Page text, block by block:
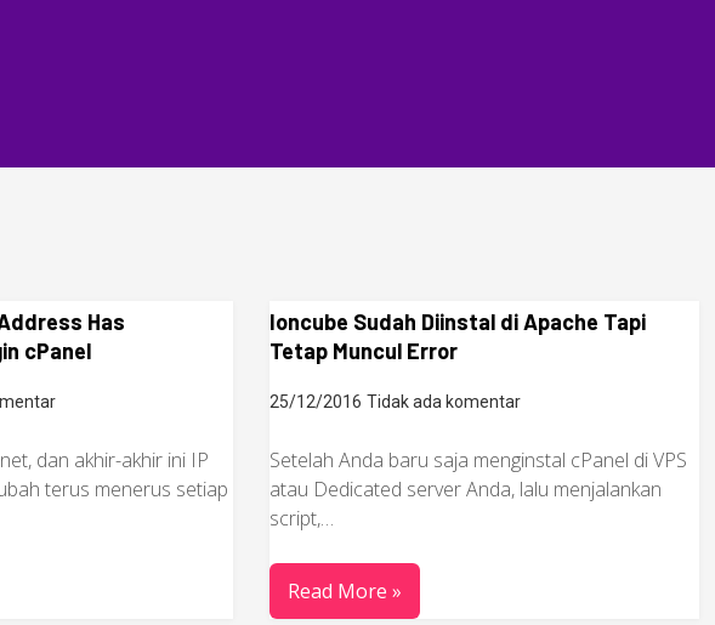
Has
cPanel
dan akhir-akhir ini IP
terus menerus setiap
Ioncube Sudah Diinstal di Apache Tapi
Tetap Muncul Error
25/12/2016 Tidak ada komentar
Setelah Anda baru saja menginstal cPanel di VPS
atau Dedicated server Anda, lalu menjalankan
script,…
Read More »